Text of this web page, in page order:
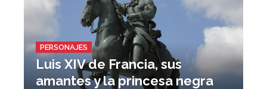
PERSONAJES
Luis XIV de Francia, sus
amantes y la princesa negra